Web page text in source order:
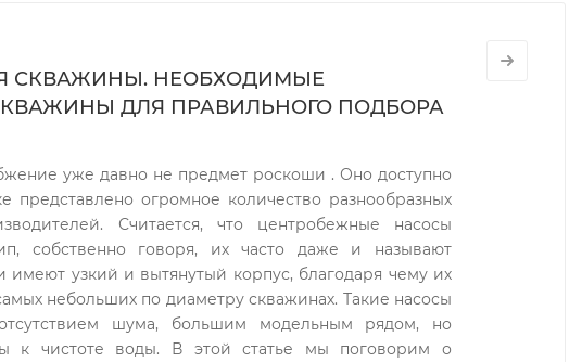
СКВАЖИНЫ. НЕОБХОДИМЫЕ
ДЛЯ ПРАВИЛЬНОГО ПОДБОРА
уже давно не предмет роскоши . Оно доступно
огромное количество разнообразных
Считается, что центробежные насосы
собственно говоря, их часто даже и называют
имеют узкий и вытянутый корпус, благодаря чему их
небольших по диаметру скважинах. Такие насосы
шума, большим модельным рядом, но
к чистоте воды. В этой статье мы поговорим о